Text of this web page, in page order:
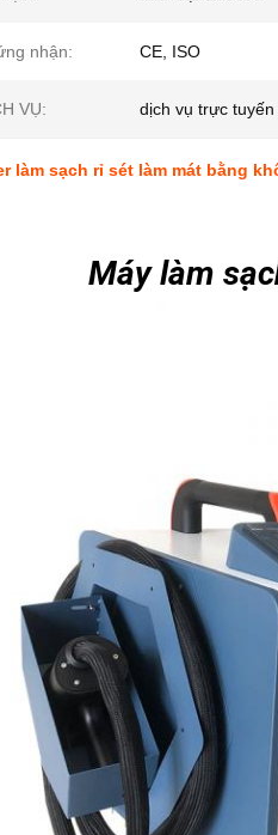
nhận: CE, ISO
VỤ: dịch vụ trực
làm sạch rỉ sét làm mát bằng
Máy làm